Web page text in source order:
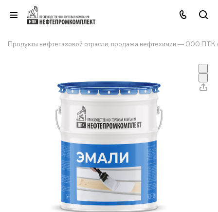
Продукты нефтегазовой отрасли, продажа нефтехимии — ООО ПТК